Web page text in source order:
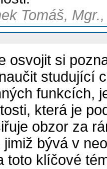
Tomáš,
osvojit si
studující
funkcích,
která je
obzor za
bývá v
toto klíčové